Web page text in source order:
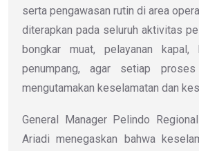
serta pengawasan rutin di area
diterapkan pada seluruh aktivitas
bongkar muat, pelayanan kapal,
penumpang, agar setiap
mengutamakan keselamatan dan
General Manager Pelindo
Ariadi menegaskan bahwa